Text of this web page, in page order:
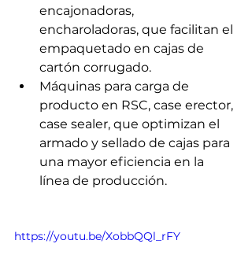
encajonadoras,
encharoladoras, que facilitan el
empaquetado en cajas de
cartón corrugado.
Máquinas para carga de
producto en RSC, case erector,
case sealer, que optimizan el
armado y sellado de cajas para
una mayor eficiencia en la
línea de producción.
https://youtu.be/XobbQQl_rFY